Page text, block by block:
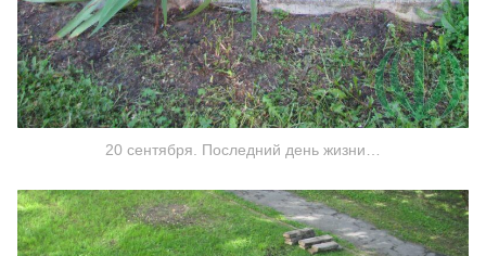
20 сентября. Последний день жизни…